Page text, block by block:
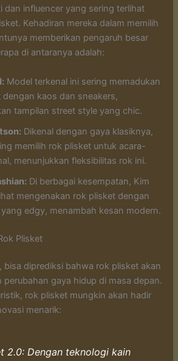
dan influencer yang sering terlihat
Kehadiran mereka dalam memilih
memberikan pengaruh besar
di antaranya adalah:
Model terkenal ini sering memadukan
dengan kaos dan sneakers,
tampilan street style yang chic.
Dikenal dengan gaya klasiknya,
memilih rok plisket untuk acara-
menunjukkan fleksibilitas rok ini.
Di berbagai kesempatan, Kim
mengenakan rok plisket dengan
edgy, menambah kesan modern.
Plisket
bisa diprediksi bahwa rok plisket akan
perubahan gaya hidup di masa depan.
rok plisket mungkin akan hadir
menarik:
2.0: Dengan teknologi kain